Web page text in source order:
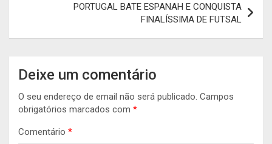
PORTUGAL BATE ESPANAH E CONQUISTA
FINALÍSSIMA DE FUTSAL
Deixe um comentário
O seu endereço de email não será publicado. Campos
obrigatórios marcados com *
Comentário *